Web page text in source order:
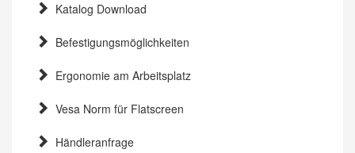
Katalog Download
Befestigungsmöglichkeiten
Ergonomie am Arbeitsplatz
Vesa Norm für Flatscreen
Händleranfrage